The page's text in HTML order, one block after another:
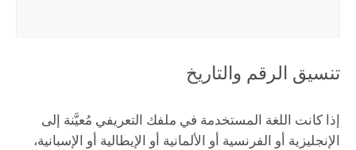
تنسيق الرقم والتاريخ
إذا كانت اللغة المستخدمة في ملفك التعريفي مُعيَّنة إلى
الإنجليزية أو الفرنسية أو الألمانية أو الإيطالية أو الإسبانية،